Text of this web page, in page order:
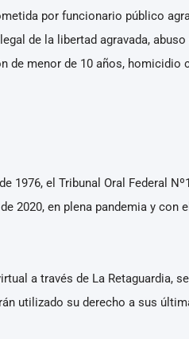
por funcionario público
de la libertad agravada, abuso
de menor de 10 años, homicidio
1976, el Tribunal Oral Federal
2020, en plena pandemia y con
a través de La Retaguardia,
utilizado su derecho a sus